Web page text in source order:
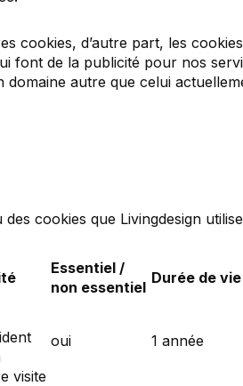
cookies, d’autre part, les
font de la publicité pour nos
domaine autre que celui
cookies que Livingdesign
Essentiel /
non essentiel
Durée de vie
visite
oui 1 année